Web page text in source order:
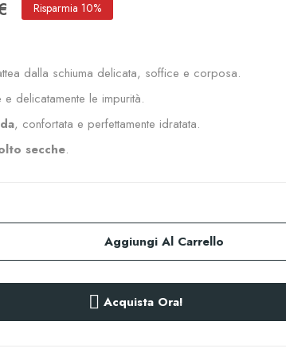
Risparmia 10%
dalla schiuma delicata, soffice e corposa.
e delicatamente le impurità.
, confortata e perfettamente idratata.
secche.
Aggiungi Al Carrello
Acquista Ora!